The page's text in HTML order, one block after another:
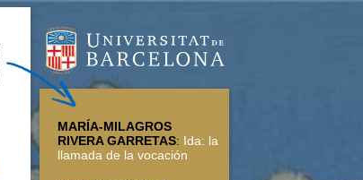
MARÍA-MILAGROS
RIVERA GARRETAS: Ida: la
llamada de la vocación